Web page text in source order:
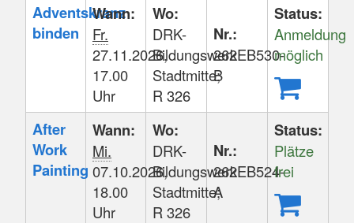
Adventskranz
binden
Wann:
Fr.
27.11.2026,
17.00
Uhr
Wo:
DRK-
Bildungswerk
Stadtmitte;
R 326
Nr.:
262EB530-
B
Status:
Anmeldung
möglich
After
Work
Painting
Wann:
Mi.
07.10.2026,
18.00
Uhr
Wo:
DRK-
Bildungswerk
Stadtmitte;
R 326
Nr.:
262EB524-
A
Status:
Plätze
frei